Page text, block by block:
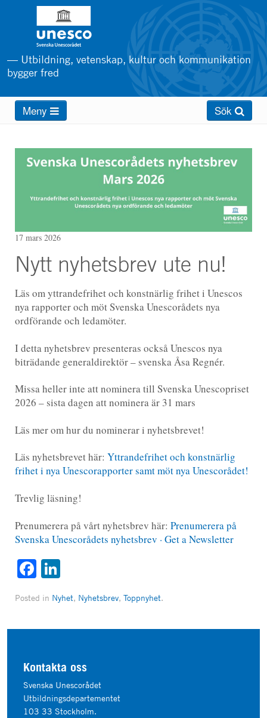
huvudinnehåll
— Utbildning, vetenskap, kultur och kommunikation
bygger fred
Main
menuMeny Sök
17 mars 2026
Nytt nyhetsbrev ute nu!
Läs om yttrandefrihet och konstnärlig frihet i Unescos
nya rapporter och möt Svenska Unescorådets nya
ordförande och ledamöter.
I detta nyhetsbrev presenteras också Unescos nya
biträdande generaldirektör – svenska Åsa Regnér.
Missa heller inte att nominera till Svenska Unescopriset
2026 – sista dagen att nominera är 31 mars
Läs mer om hur du nominerar i nyhetsbrevet!
Läs nyhetsbrevet här: Yttrandefrihet och konstnärlig
frihet i nya Unescorapporter samt möt nya Unescorådet!
Trevlig läsning!
Prenumerera på vårt nyhetsbrev här: Prenumerera på
Svenska Unescorådets nyhetsbrev · Get a Newsletter
Facebook
LinkedIn
Posted in Nyhet, Nyhetsbrev, Toppnyhet.
Kontakta oss
Svenska Unescorådet
Utbildningsdepartementet
103 33 Stockholm.